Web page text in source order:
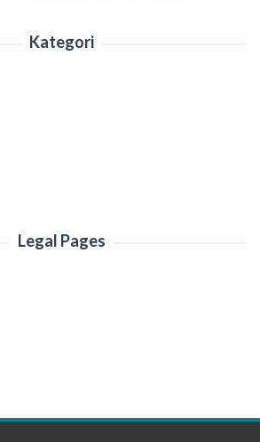
Kategori
Legal Pages